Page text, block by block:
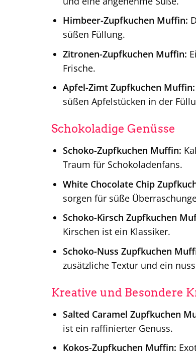
Himbeer-Zupfkuchen Muffin:
süßen Füllung.
Zitronen-Zupfkuchen Muffin:
Frische.
Apfel-Zimt Zupfkuchen Muffin:
süßen Apfelstücken in der
Schokoladige Genüsse
Schoko-Zupfkuchen Muffin:
Traum für Schokoladenfans.
White Chocolate Chip
sorgen für süße
Schoko-Kirsch Zupfkuchen
Kirschen ist ein Klassiker.
Schoko-Nuss Zupfkuchen
zusätzliche Textur und ein
Kreative und Besondere
Salted Caramel Zupfkuchen
ist ein raffinierter Genuss.
Kokos-Zupfkuchen Muffin: